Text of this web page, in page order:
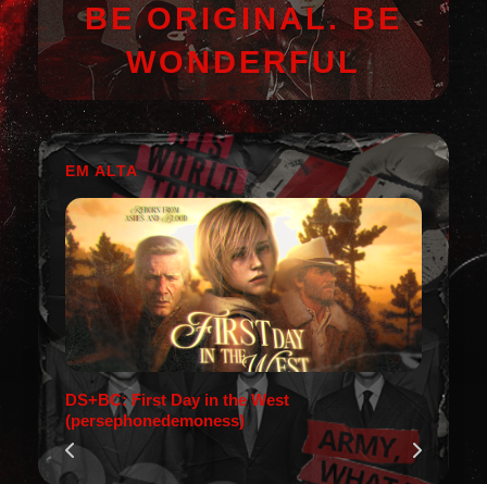
BE ORIGINAL. BE
WONDERFUL
EM ALTA
DS+BC: First Day in the West
(persephonedemoness)